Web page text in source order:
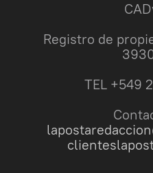
Registro de
TEL +549